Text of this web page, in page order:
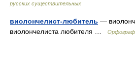
русских существительных
виолончелист-любитель —
виолончелиста любителя …